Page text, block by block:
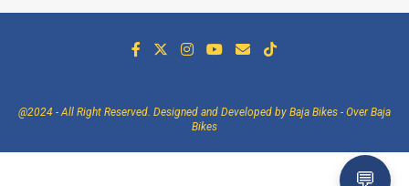
@2024 - All Right Reserved. Designed and Developed by Baja Bikes - Over Baja
Bikes